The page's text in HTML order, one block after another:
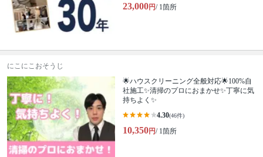
23,000円/ 1箇所
にこにこおそうじ
🌟ハウスクリーニング全般対応🌟100%自
社施工✨清掃のプロにおまかせ✨丁寧に気
持ちよく✨
4.30(46件)
10,350円/ 1箇所